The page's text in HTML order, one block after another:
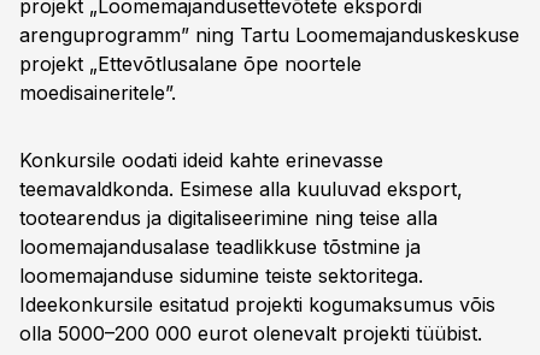
projekt „Loomemajandusettevõtete ekspordi
arenguprogramm” ning Tartu Loomemajanduskeskuse
projekt „Ettevõtlusalane õpe noortele
moedisaineritele”.
Konkursile oodati ideid kahte erinevasse
teemavaldkonda. Esimese alla kuuluvad eksport,
tootearendus ja digitaliseerimine ning teise alla
loomemajandusalase teadlikkuse tõstmine ja
loomemajanduse sidumine teiste sektoritega.
Ideekonkursile esitatud projekti kogumaksumus võis
olla 5000–200 000 eurot olenevalt projekti tüübist.